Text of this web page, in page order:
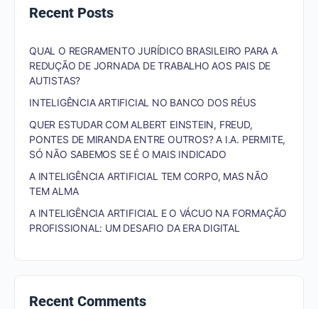
Recent Posts
QUAL O REGRAMENTO JURÍDICO BRASILEIRO PARA A
REDUÇÃO DE JORNADA DE TRABALHO AOS PAIS DE
AUTISTAS?
INTELIGÊNCIA ARTIFICIAL NO BANCO DOS RÉUS
QUER ESTUDAR COM ALBERT EINSTEIN, FREUD,
PONTES DE MIRANDA ENTRE OUTROS? A I.A. PERMITE,
SÓ NÃO SABEMOS SE É O MAIS INDICADO
A INTELIGÊNCIA ARTIFICIAL TEM CORPO, MAS NÃO
TEM ALMA
A INTELIGÊNCIA ARTIFICIAL E O VÁCUO NA FORMAÇÃO
PROFISSIONAL: UM DESAFIO DA ERA DIGITAL
Recent Comments